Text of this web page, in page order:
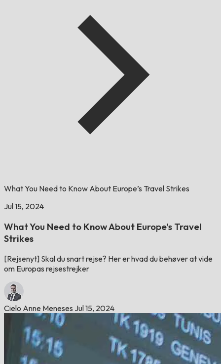
What You Need to Know About Europe’s Travel Strikes
Jul 15, 2024
What You Need to Know About Europe’s Travel
Strikes
[Rejsenyt] Skal du snart rejse? Her er hvad du behøver at vide
om Europas rejsestrejker
Cielo Anne Meneses Jul 15, 2024